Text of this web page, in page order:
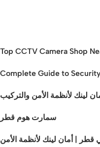
Top CCTV Camera Shop
Complete Guide to
لينك لأنظمة الأمن والتركيب
سمارت هوم قطر
| أمان لينك لأنظمة الأمن